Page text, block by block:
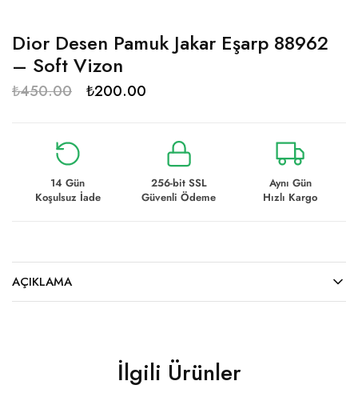
Dior Desen Pamuk Jakar Eşarp 88962
– Soft Vizon
₺450.00 ₺200.00
14 Gün
Koşulsuz İade
256-bit SSL
Güvenli Ödeme
Aynı Gün
Hızlı Kargo
AÇIKLAMA
İlgili Ürünler